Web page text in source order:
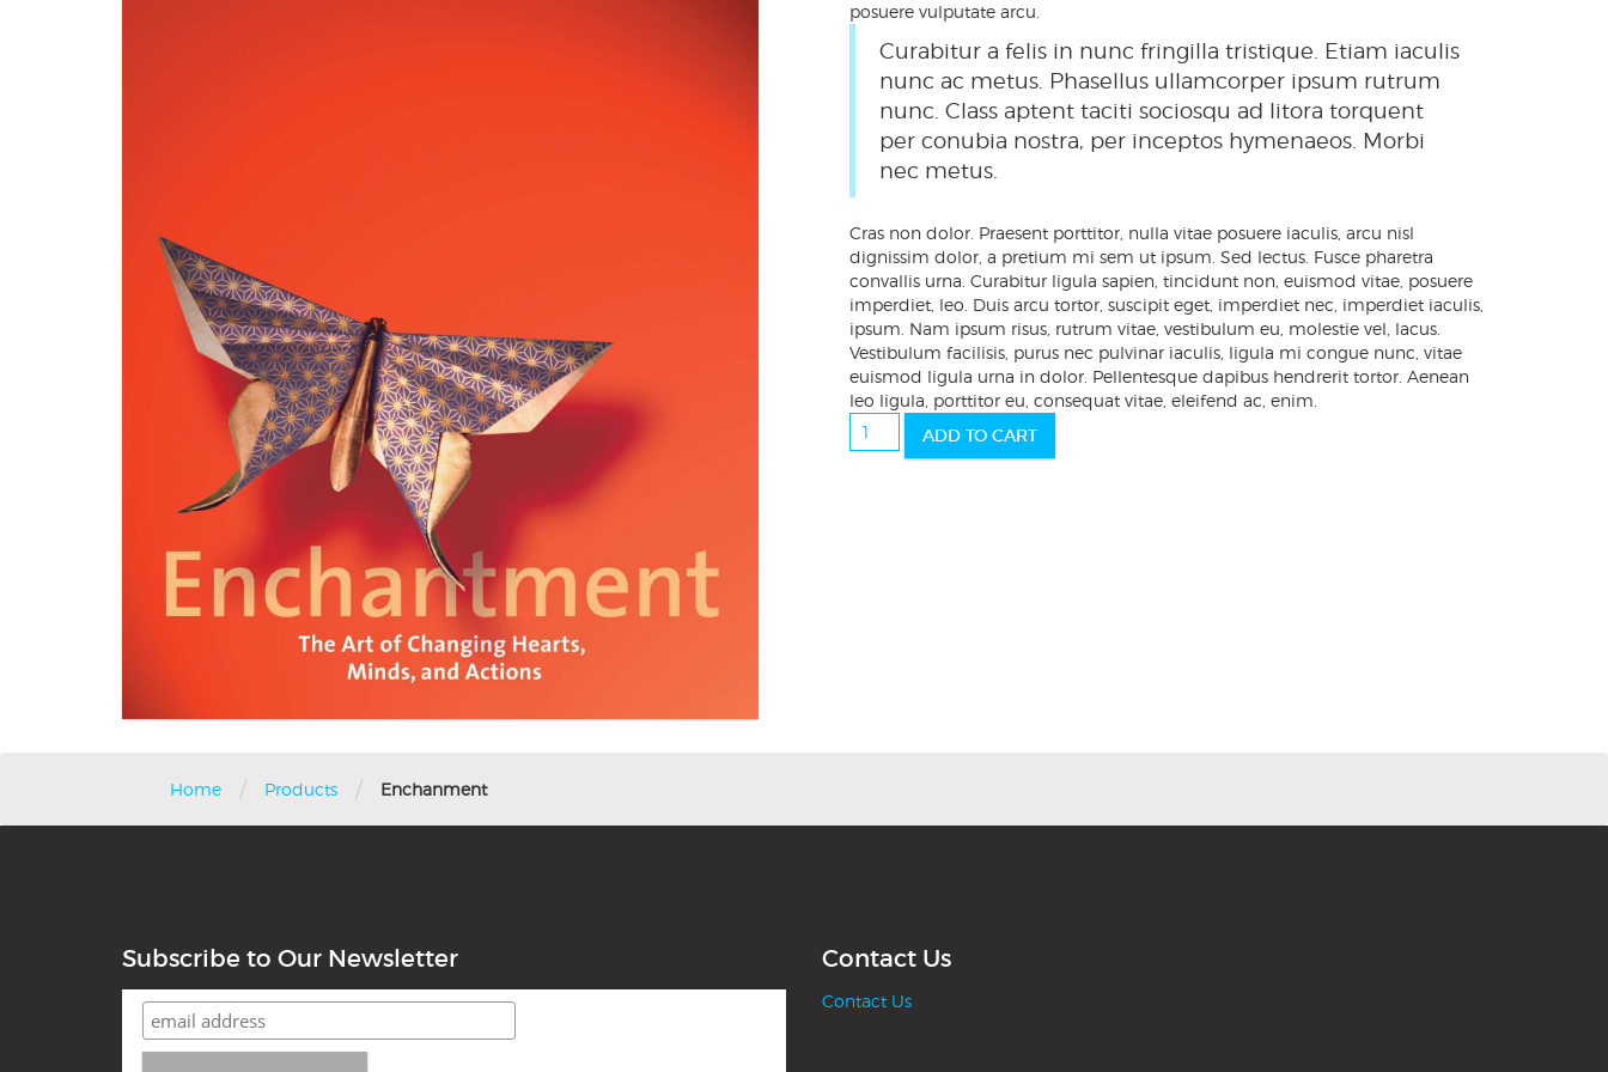
posuere vulputate arcu.
Curabitur a felis in nunc fringilla tristique. Etiam iaculis
nunc ac metus. Phasellus ullamcorper ipsum rutrum
nunc. Class aptent taciti sociosqu ad litora torquent
per conubia nostra, per inceptos hymenaeos. Morbi
nec metus.
Cras non dolor. Praesent porttitor, nulla vitae posuere iaculis, arcu nisl
dignissim dolor, a pretium mi sem ut ipsum. Sed lectus. Fusce pharetra
convallis urna. Curabitur ligula sapien, tincidunt non, euismod vitae, posuere
imperdiet, leo. Duis arcu tortor, suscipit eget, imperdiet nec, imperdiet iaculis,
ipsum. Nam ipsum risus, rutrum vitae, vestibulum eu, molestie vel, lacus.
Vestibulum facilisis, purus nec pulvinar iaculis, ligula mi congue nunc, vitae
euismod ligula urna in dolor. Pellentesque dapibus hendrerit tortor. Aenean
leo ligula, porttitor eu, consequat vitae, eleifend ac, enim.
Enchanment
quantity
ADD TO CART
Home / Products / Enchanment
Subscribe to Our Newsletter Contact Us
Contact Us